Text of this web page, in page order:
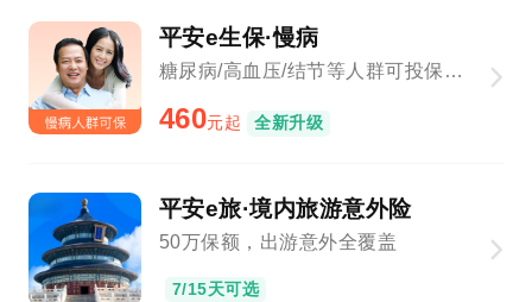
平安e生保·慢病
糖尿病/高血压/结节等人群可投保，新增基因检测、院外购药
460元起 全新升级
平安e旅·境内旅游意外险
50万保额，出游意外全覆盖
7/15天可选